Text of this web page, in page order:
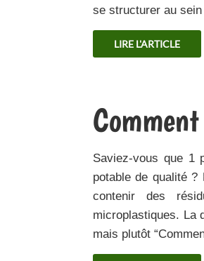
se structurer au
LIRE L'ARTICLE
Saviez-vous que 1
potable de qualité ?
contenir des
microplastiques. La
mais plutôt